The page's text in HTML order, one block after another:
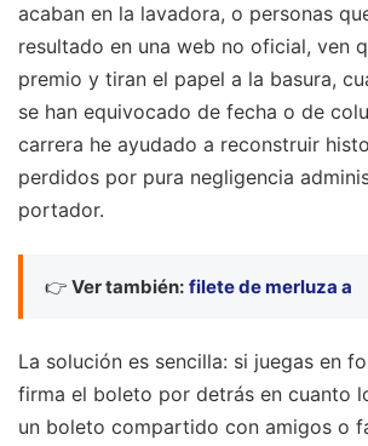
acaban en la lavadora, o personas
resultado en una web no oficial, ven
premio y tiran el papel a la basura,
se han equivocado de fecha o de
carrera he ayudado a reconstruir
perdidos por pura negligencia
portador.
👉 Ver también: filete de merluza a
La solución es sencilla: si juegas en
firma el boleto por detrás en cuanto
un boleto compartido con amigos o